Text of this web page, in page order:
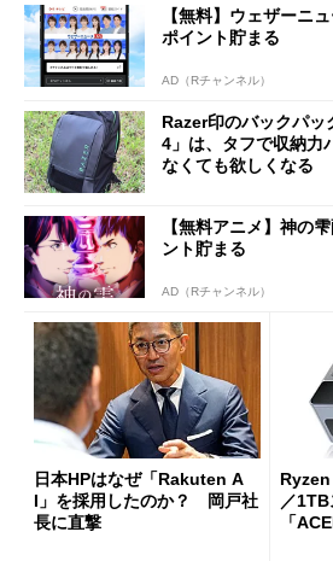
【無料】ウェザーニ
ポイント貯まる
AD（Rチャンネル）
Razer印のバックパ
4」は、タフで収納
なくても欲しくなる
【無料アニメ】神の
ント貯まる
AD（Rチャンネル）
日本HPはなぜ「Rakuten A
I」を採用したのか？ 岡戸社
長に直撃
Ryzen
／
「